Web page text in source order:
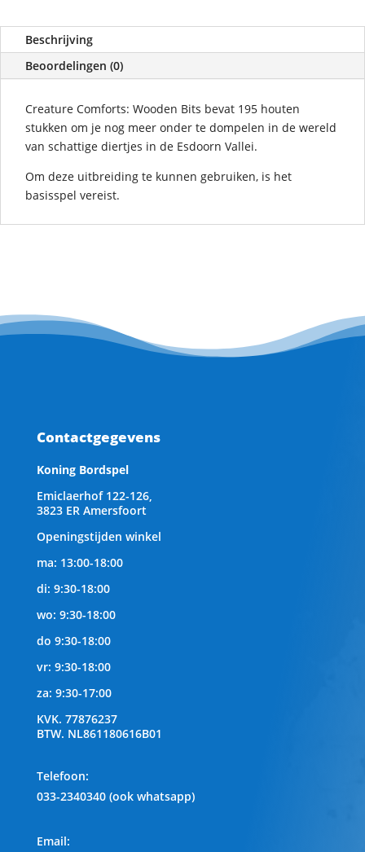
Beschrijving
Beoordelingen (0)
Creature Comforts: Wooden Bits bevat 195 houten
stukken om je nog meer onder te dompelen in de wereld
van schattige diertjes in de Esdoorn Vallei.
Om deze uitbreiding te kunnen gebruiken, is het
basisspel vereist.
Contactgegevens
Koning Bordspel
Emiclaerhof 122-126,
3823 ER Amersfoort
Openingstijden winkel
ma: 13:00-18:00
di: 9:30-18:00
wo: 9:30-18:00
do 9:30-18:00
vr: 9:30-18:00
za: 9:30-17:00
KVK. 77876237
BTW. NL861180616B01
Telefoon:
033-2340340 (ook whatsapp)
Email: